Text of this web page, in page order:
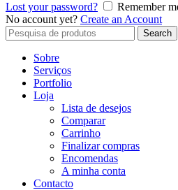
Lost your password?
Remember
No account yet? Create an Account
Search
for:
Search
Sobre
Serviços
Portfolio
Loja
Lista de desejos
Comparar
Carrinho
Finalizar compras
Encomendas
A minha conta
Contacto